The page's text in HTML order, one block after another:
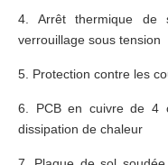
4. Arrêt thermique de
verrouillage sous tension
5. Protection contre les
6. PCB en cuivre de 4
dissipation de chaleur